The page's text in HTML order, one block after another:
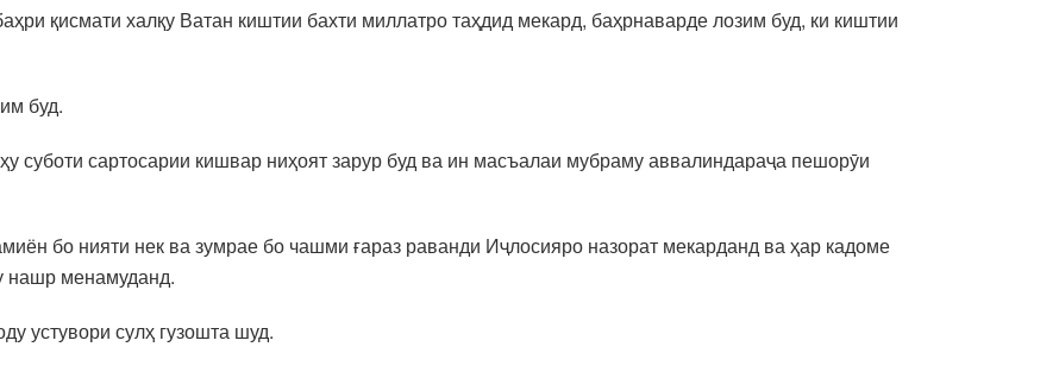
қисмати халқу Ватан киштии бахти миллатро таҳдид мекард, баҳрнаварде лозим буд, ки киштии
буд.
суботи сартосарии кишвар ниҳоят зарур буд ва ин масъалаи мубраму аввалиндараҷа пешорӯи
бо нияти нек ва зумрае бо чашми ғараз раванди Иҷлосияро назорат мекарданд ва ҳар кадоме
нашр менамуданд.
устувори сулҳ гузошта шуд.